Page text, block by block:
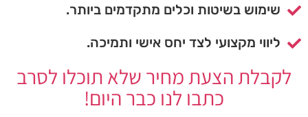
שימוש בשיטות וכלים מתקדמים ביותר.
ליווי מקצועי לצד יחס אישי ותמיכה.
לקבלת הצעת מחיר שלא תוכלו לסרב
כתבו לנו כבר היום!